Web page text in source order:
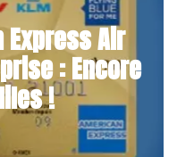
Air
: Encore
!